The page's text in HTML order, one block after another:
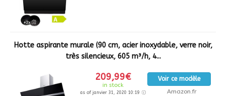
Hotte aspirante murale (90 cm, acier inoxydable, verre noir,
très silencieux, 605 m³/h, 4...
209,99€
in stock
as of janvier 31, 2020 10:19
Voir ce modèle
Amazon.fr